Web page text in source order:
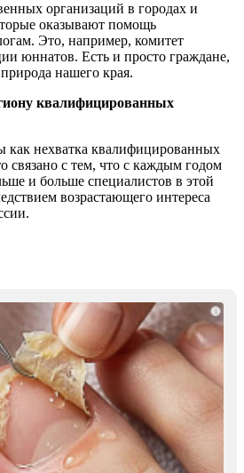
организаций в городах и
оказывают помощь
Это, например, комитет
юннатов. Есть и просто граждане,
нашего края.
квалифицированных
как нехватка квалифицированных
связано с тем, что с каждым годом
и больше специалистов в этой
возрастающего интереса
i